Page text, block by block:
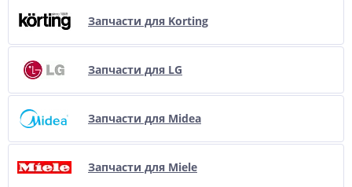
Запчасти для Korting
Запчасти для LG
Запчасти для Midea
Запчасти для Miele